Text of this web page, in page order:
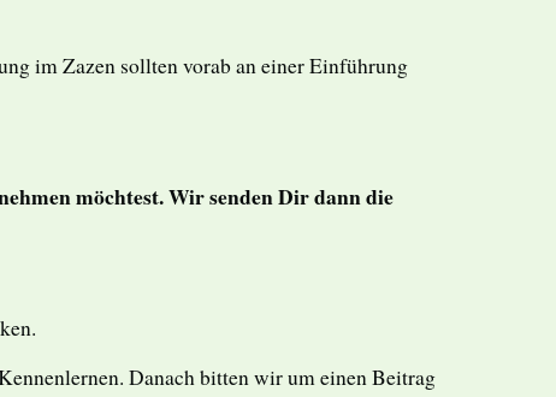
im Zazen sollten vorab an einer Einführung
möchtest. Wir senden Dir dann die
Danach bitten wir um einen Beitrag